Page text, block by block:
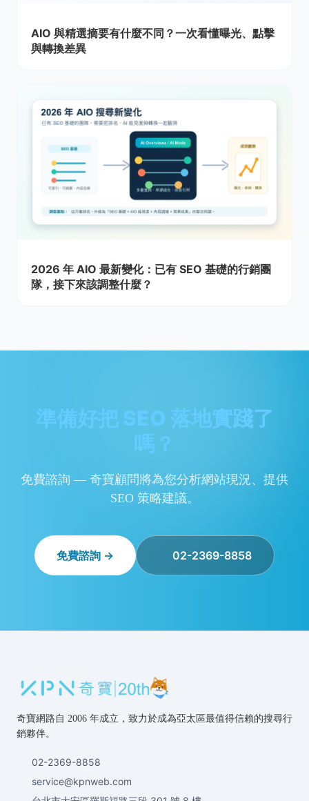
AIO 與精選摘要有什麼不同？一次看懂曝光、點擊
與轉換差異
2026 年 AIO 最新變化：已有 SEO 基礎的行銷團
隊，接下來該調整什麼？
準備好把 SEO 落地實踐了
嗎？
免費諮詢 — 奇寶顧問將為您分析網站現況、提供
SEO 策略建議。
免費諮詢 → 02-2369-8858
奇寶網路自 2006 年成立，致力於成為亞太區最值得信賴的搜尋行
銷夥伴。
02-2369-8858
service@kpnweb.com